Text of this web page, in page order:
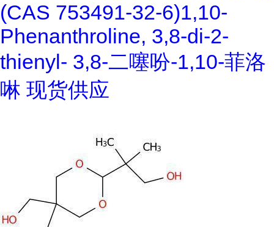
(CAS 753491-32-6)1,10-
Phenanthroline, 3,8-di-2-
thienyl- 3,8-二噻吩-1,10-菲洛
啉 现货供应